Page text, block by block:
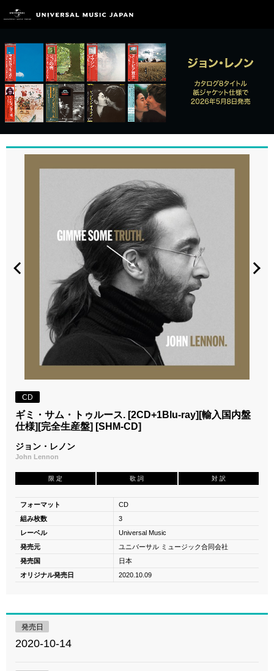
CD
ギミ・サム・トゥルース. [2CD+1Blu-ray][輸入国内盤
仕様][完全生産盤] [SHM-CD]
ジョン・レノン
John Lennon
限 定 歌 詞 対 訳
フォーマット
CD
組み枚数
3
レーベル
Universal Music
発売元
ユニバーサル ミュージック合同会社
発売国
日本
オリジナル発売日
2020.10.09
発売日
2020-10-14